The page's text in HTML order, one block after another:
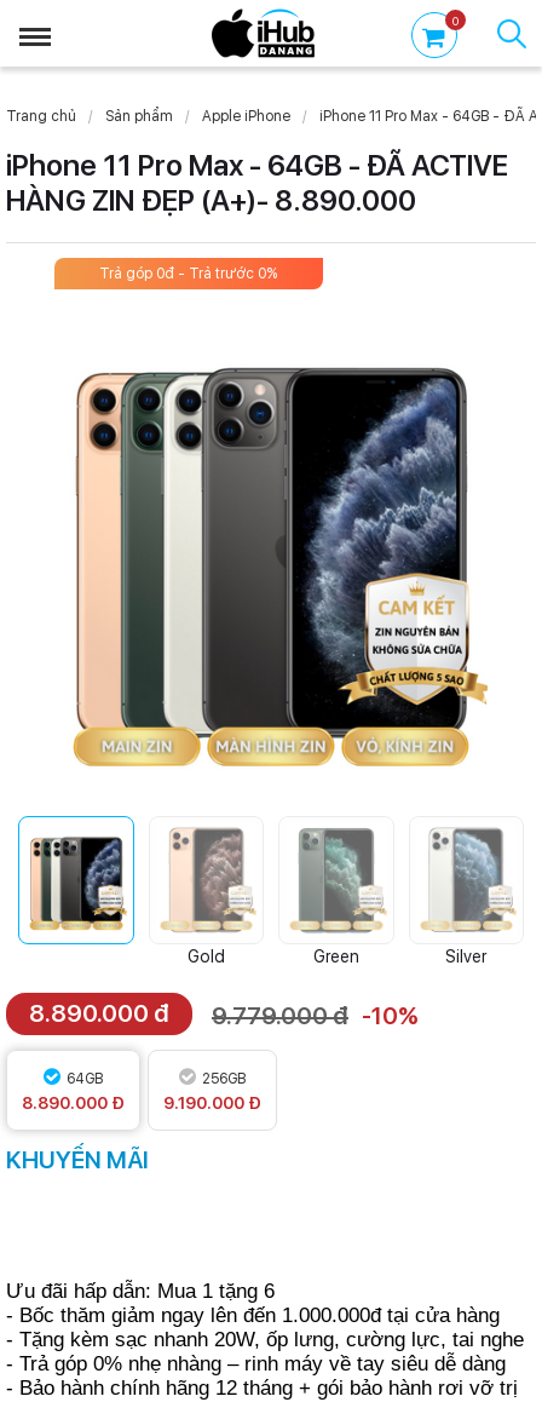
0
Trang chủ Sản phẩm Apple iPhone iPhone 11 Pro Max - 64GB - ĐÃ
iPhone 11 Pro Max - 64GB - ĐÃ ACTIVE
HÀNG ZIN ĐẸP (A+)- 8.890.000
Trả góp 0đ - Trả trước 0%
Gold Green Silver
8.890.000 đ 9.779.000 đ -10%
64GB
8.890.000 Đ
256GB
9.190.000 Đ
KHUYẾN MÃI
Ưu đãi hấp dẫn: Mua 1 tặng 6
- Bốc thăm giảm ngay lên đến 1.000.000đ tại cửa hàng
- Tặng kèm sạc nhanh 20W, ốp lưng, cường lực, tai nghe
- Trả góp 0% nhẹ nhàng – rinh máy về tay siêu dễ dàng
- Bảo hành chính hãng 12 tháng + gói bảo hành rơi vỡ trị